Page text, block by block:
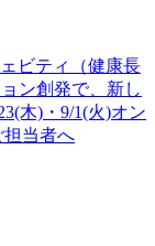
ビティ（健康長
ン創発で、新し
木)・9/1(火)オン
担当者へ